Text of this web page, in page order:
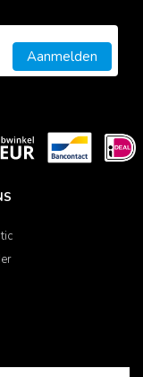
Aanmelden